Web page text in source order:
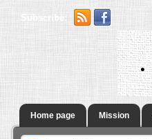
Subscribe:
.
Home page Mission